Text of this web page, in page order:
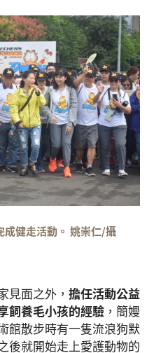
健走活動。 姚崇仁/攝
見面之外， 擔任活動公益
飼養毛小孩的經驗 ，簡嫚
館散步時有一隻流浪狗默
後就開始走上愛護動物的